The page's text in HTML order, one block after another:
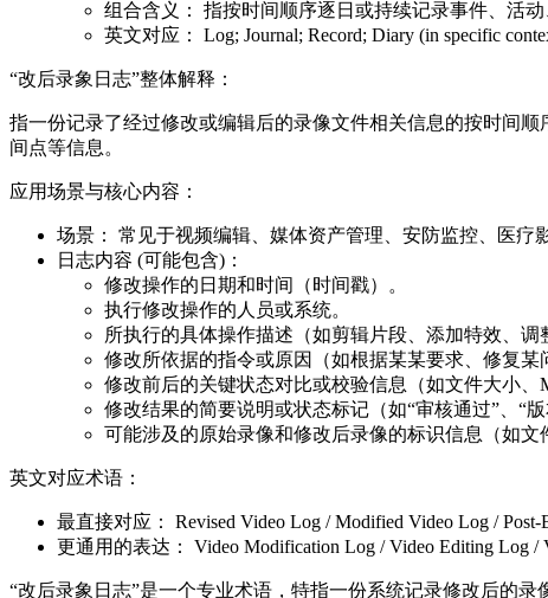
组合含义： 指按时间顺序逐日或持续记录事件、活
英文对应： Log; Journal; Record; Diary (in specific
“改后录象日志”整体解释：
指一份记录了经过修改或编辑后的录像文件相关信息的按时间
间点等信息。
应用场景与核心内容：
场景： 常见于视频编辑、媒体资产管理、安防监控、医疗
日志内容 (可能包含)：
修改操作的日期和时间（时间戳）。
执行修改操作的人员或系统。
所执行的具体操作描述（如剪辑片段、添加特效、调
修改所依据的指令或原因（如根据某某要求、修复某
修改前后的关键状态对比或校验信息（如文件大小、
修改结果的简要说明或状态标记（如“审核通过”、“版
可能涉及的原始录像和修改后录像的标识信息（如文
英文对应术语：
最直接对应： Revised Video Log / Modified Video Log / Post-
更通用的表达： Video Modification Log / Video Editing Log /
“改后录象日志”是一个专业术语，特指一份系统记录修改后的